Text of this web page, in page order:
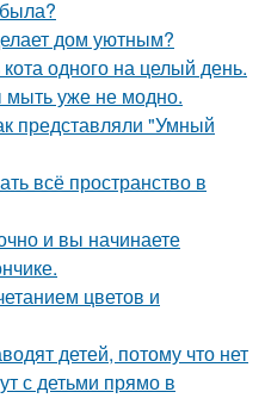
дом уютным?
одного на целый день.
мыть уже не модно.
представляли "Умный
всё пространство в
и вы начинаете
цветов и
детей, потому что нет
с детьми прямо в